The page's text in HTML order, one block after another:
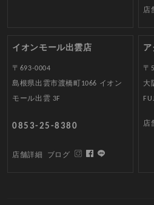
店
イオンモール出雲店
〒693-0004
島根県出雲市渡橋町1066 イオン
モール出雲 3F
0853-25-8380
店舗詳細 ブログ
ア
〒
大
店